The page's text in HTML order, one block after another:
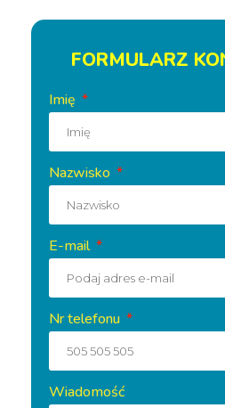
FORMULARZ
Imię
Nazwisko
E-mail
Nr telefonu
Wiadomość